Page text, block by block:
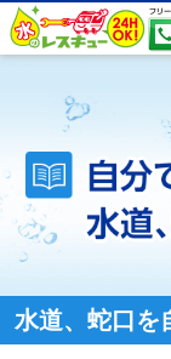
水道、蛇口を